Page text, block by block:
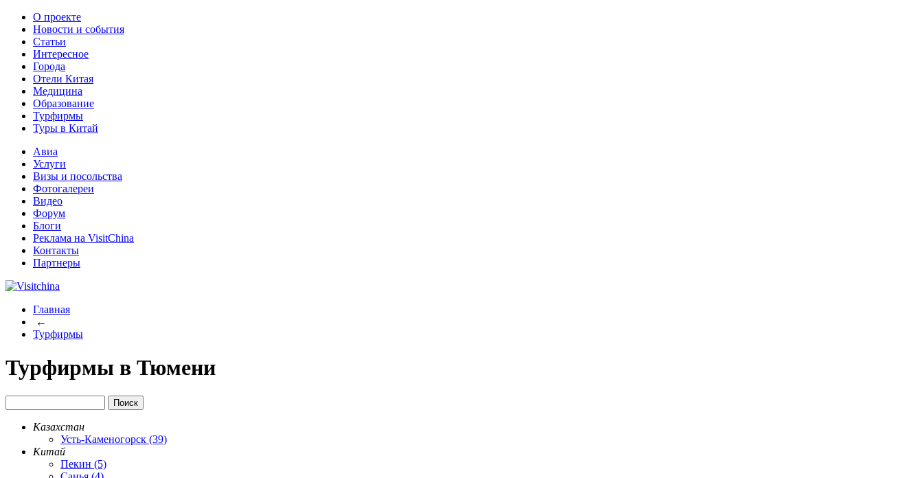
О проекте
Новости и события
Статьи
Интересное
Города
Отели Китая
Медицина
Образование
Турфирмы
Туры в Китай
Авиа
Услуги
Визы и посольства
Фотогалереи
Видео
Форум
Блоги
Реклама на VisitChina
Контакты
Партнеры
Главная
←
Турфирмы
Турфирмы в Тюмени
Казахстан
Усть-Каменогорск (39)
Китай
Пекин (5)